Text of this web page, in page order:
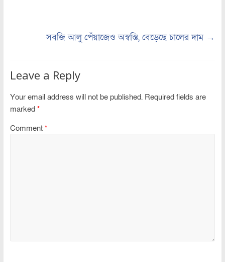
সবজি আলু পেঁয়াজেও অস্বস্তি, বেড়েছে চালের দাম →
Leave a Reply
Your email address will not be published. Required fields are
marked *
Comment *